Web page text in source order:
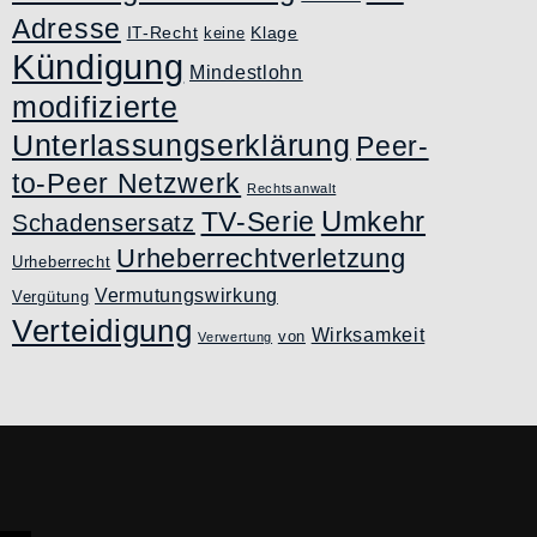
Adresse IT-Recht keine Klage
Kündigung Mindestlohn
modifizierte
Unterlassungserklärung Peer-
to-Peer Netzwerk
Rechtsanwalt
Schadensersatz TV-Serie Umkehr
Urheberrecht Urheberrechtverletzung
Vergütung Vermutungswirkung
Verteidigung Verwertung von Wirksamkeit